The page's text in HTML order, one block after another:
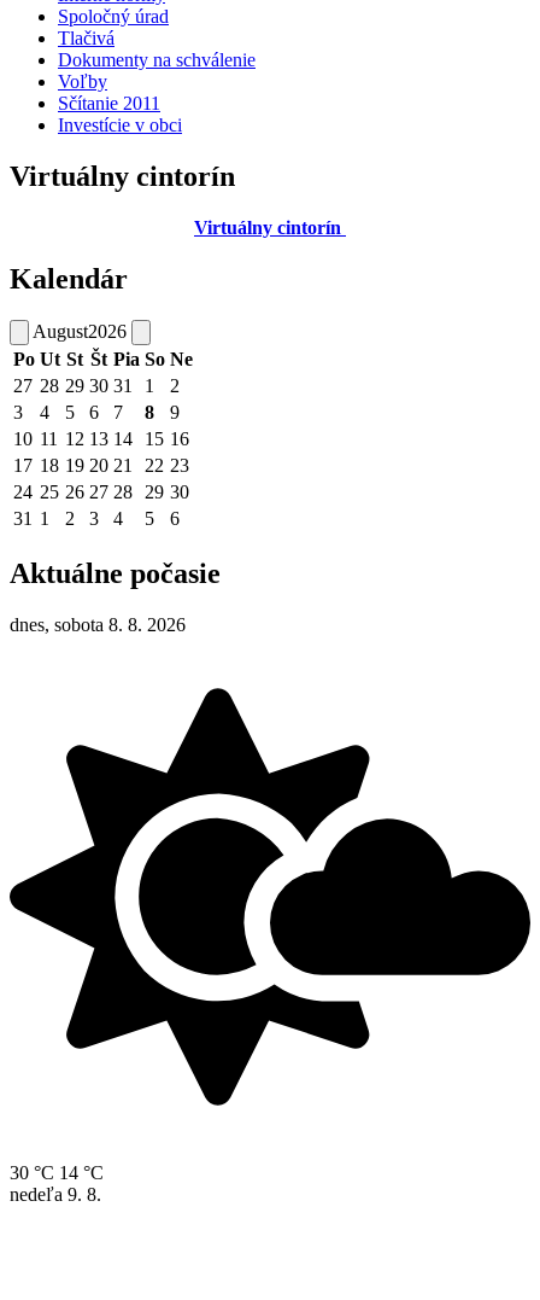
Spoločný úrad
Tlačivá
Dokumenty na schválenie
Voľby
Sčítanie 2011
Investície v obci
Virtuálny cintorín
Virtuálny cintorín
Kalendár
August2026
Po Ut St Št Pia So Ne
27 28 29 30 31 1
2
3
4 5 6 7 8
9
10 11 12 13 14 15 16
17 18 19 20 21 22 23
24 25 26 27 28 29 30
31 1 2 3 4 5 6
Aktuálne počasie
dnes, sobota 8. 8. 2026
30 °C 14 °C
nedeľa 9. 8.